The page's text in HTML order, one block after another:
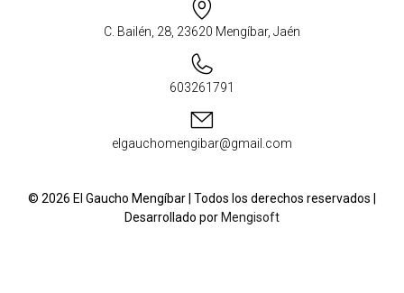
C. Bailén, 28, 23620 Mengíbar, Jaén
603261791
elgauchomengibar@gmail.com
© 2026 El Gaucho Mengíbar | Todos los derechos reservados |
Desarrollado por Mengisoft